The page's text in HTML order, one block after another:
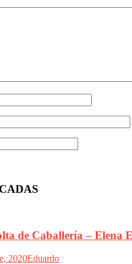
de Caballería – Elena
2020Eduardo